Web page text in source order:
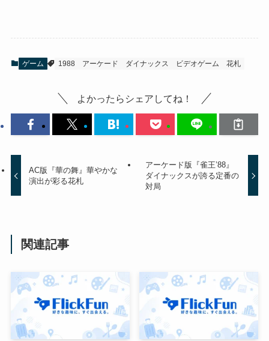
ゲーム 1988 アーケード ダイナックス ビデオゲーム 花札
よかったらシェアしてね！
AC版『華の舞』華やかな
演出が彩る花札
アーケード版『雀王’88』
ダイナックスが誇る定番の
対局
関連記事